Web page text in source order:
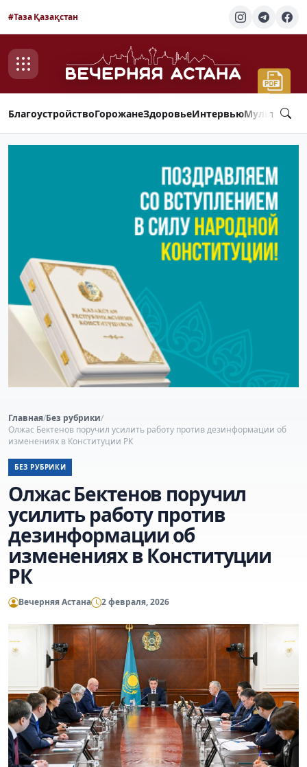
#Таза Қазақстан
БлагоустройствоГорожанеЗдоровьеИнтервью
Главная/Без рубрики/
Олжас Бектенов поручил усилить работу против дезинформации об
изменениях в Конституции РК
БЕЗ РУБРИКИ
Олжас Бектенов поручил
усилить работу против
дезинформации об
изменениях в Конституции
РК
Вечерняя Астана 2 февраля, 2026